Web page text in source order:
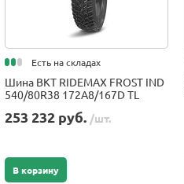
Есть на складах
Шина BKT RIDEMAX FROST IND
540/80R38 172A8/167D TL
253 232 руб. /шт.
В корзину